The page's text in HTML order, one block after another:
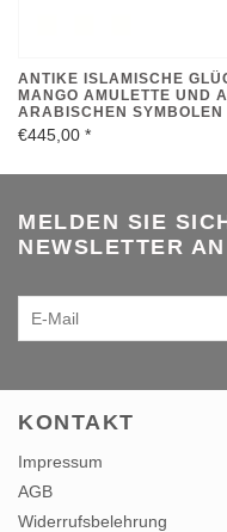
ANTIKE ISLAMISCHE
MANGO AMULETTE UND
ARABISCHEN
€445,00 *
MELDEN SIE
NEWSLETTER AN
KONTAKT
Impressum
AGB
Widerrufsbelehrung